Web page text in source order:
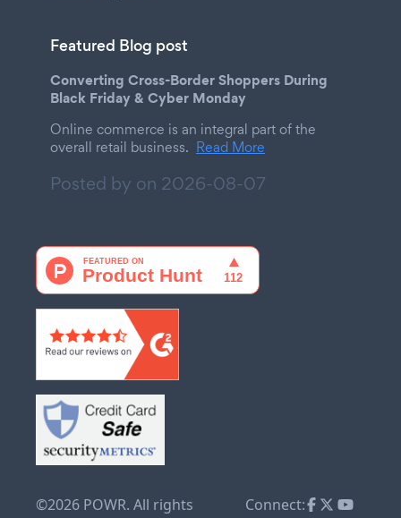
Featured Blog post
Converting Cross-Border Shoppers During
Black Friday & Cyber Monday
Online commerce is an integral part of the
overall retail business. Read More
Posted by on 2026-08-07
©2026 POWR. All rights
Connect: